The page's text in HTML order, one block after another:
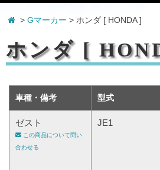
> Gマーカー > ホンダ [ HONDA ]
ホンダ [
車種・備考 型式
ゼスト
この商品について問い
合わせる
JE1